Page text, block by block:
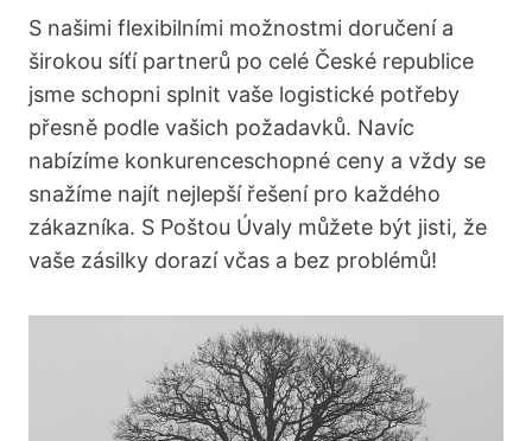
S našimi flexibilními možnostmi doručení a
širokou síťí partnerů po celé České republice
jsme schopni splnit vaše logistické potřeby
přesně podle vašich požadavků. Navíc
nabízíme konkurenceschopné ceny a vždy se
snažíme najít nejlepší řešení pro každého
zákazníka. S Poštou Úvaly můžete být jisti, že
vaše zásilky dorazí včas a bez problémů!